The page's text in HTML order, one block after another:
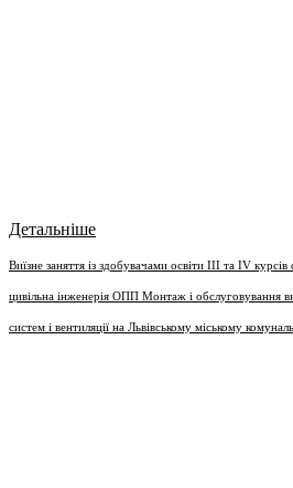
Детальніше
Виїзне заняття із здобувачами освіти III та IV курсів
цивільна інженерія ОПП Монтаж і обслуговування
систем і вентиляції на Львівському міському